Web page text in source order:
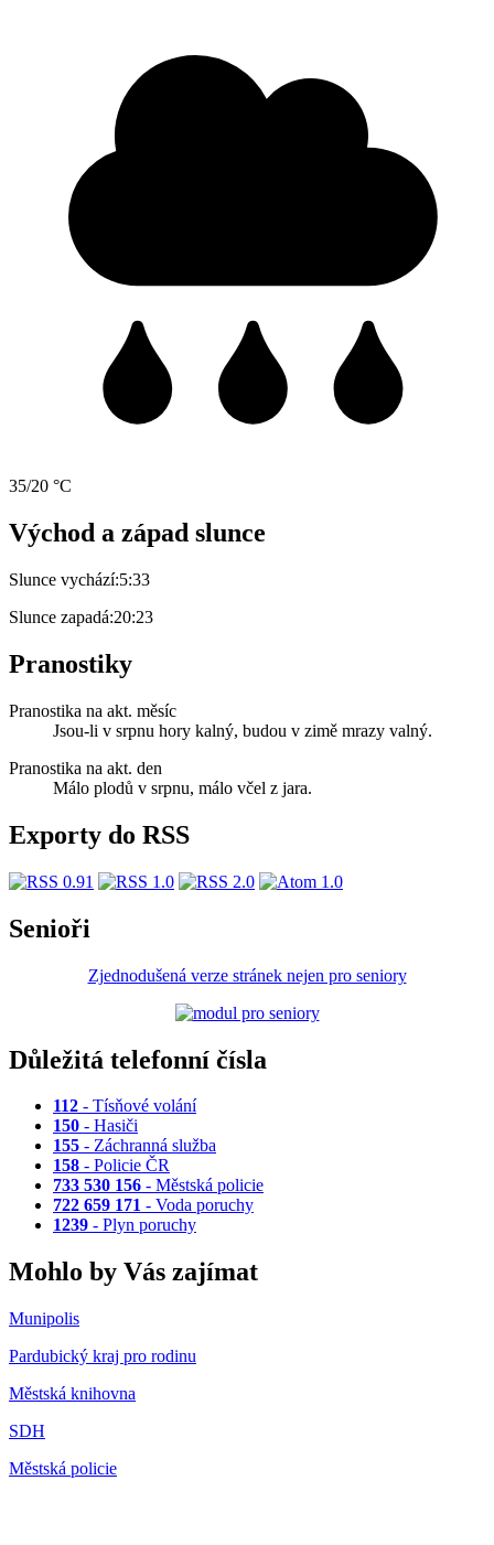
35/20 °C
Východ a západ slunce
Slunce vychází:5:33
Slunce zapadá:20:23
Pranostiky
Pranostika na akt. měsíc
Jsou-li v srpnu hory kalný, budou v zimě mrazy valný.
Pranostika na akt. den
Málo plodů v srpnu, málo včel z jara.
Exporty do RSS
Senioři
Zjednodušená verze stránek nejen pro seniory
Důležitá telefonní čísla
112 - Tísňové volání
150 - Hasiči
155 - Záchranná služba
158 - Policie ČR
733 530 156 - Městská policie
722 659 171 - Voda poruchy
1239 - Plyn poruchy
Mohlo by Vás zajímat
Munipolis
Pardubický kraj pro rodinu
Městská knihovna
SDH
Městská policie